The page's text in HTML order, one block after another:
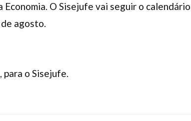
O Sisejufe vai seguir o
agosto.
para o Sisejufe.